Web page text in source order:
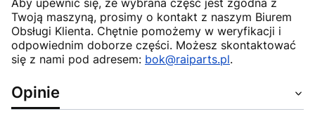
Aby upewnić się, że wybrana część jest zgodna z
Twoją maszyną, prosimy o kontakt z naszym Biurem
Obsługi Klienta. Chętnie pomożemy w weryfikacji i
odpowiednim doborze części. Możesz skontaktować
się z nami pod adresem: bok@raiparts.pl.
Opinie